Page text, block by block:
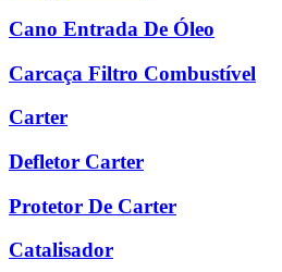
Cano Entrada De Óleo
Carcaça Filtro Combustível
Carter
Defletor Carter
Protetor De Carter
Catalisador